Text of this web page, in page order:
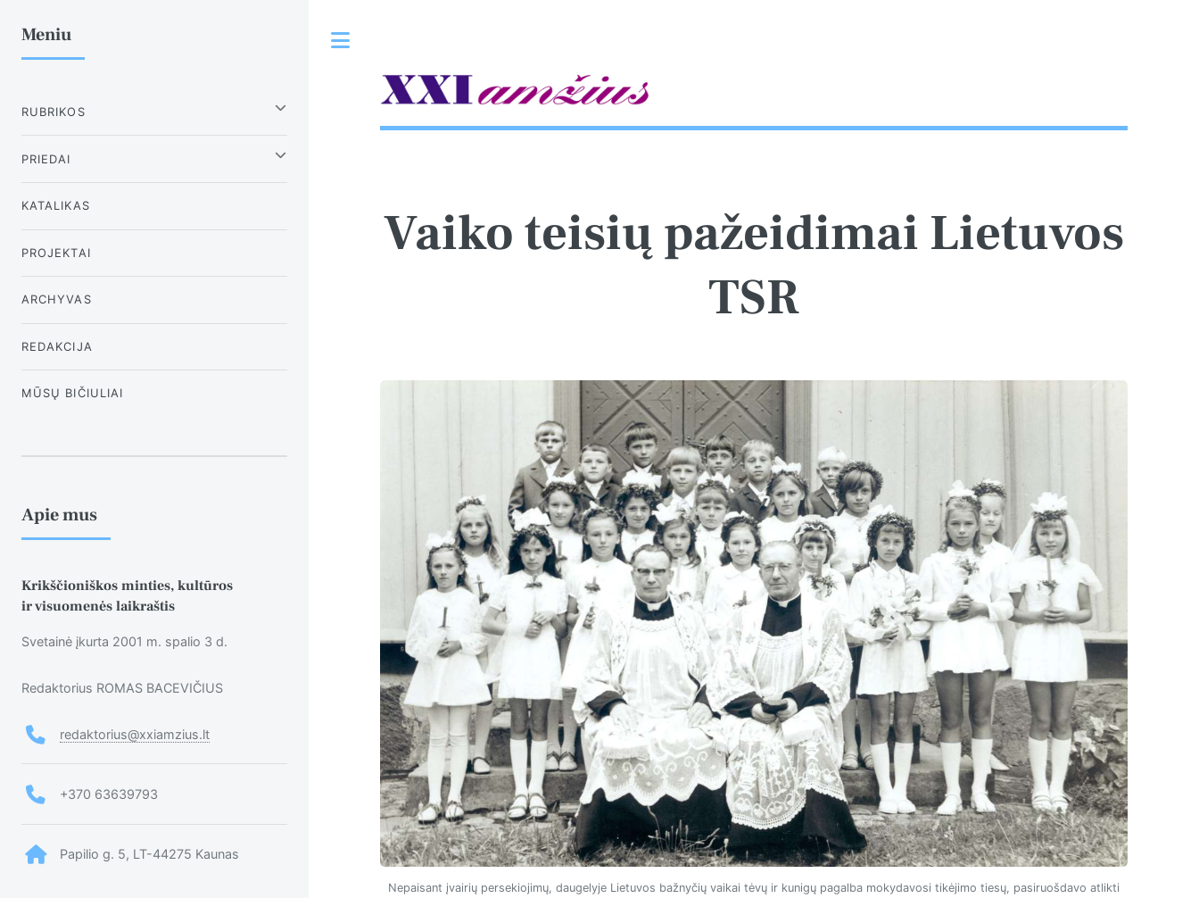
Vaiko teisių pažeidimai Lietuvos
TSR
Nepaisant įvairių persekiojimų, daugelyje Lietuvos bažnyčių vaikai tėvų ir kunigų pagalba mokydavosi tikėjimo tiesų, pasiruošdavo atlikti
Meniu
RUBRIKOS
PRIEDAI
KATALIKAS
PROJEKTAI
ARCHYVAS
REDAKCIJA
MŪSŲ BIČIULIAI
Apie mus
Krikščioniškos minties, kultūros
ir visuomenės laikraštis
Svetainė įkurta 2001 m. spalio 3 d.
Redaktorius ROMAS BACEVIČIUS
redaktorius@xxiamzius.lt
+370 63639793
Papilio g. 5, LT-44275 Kaunas